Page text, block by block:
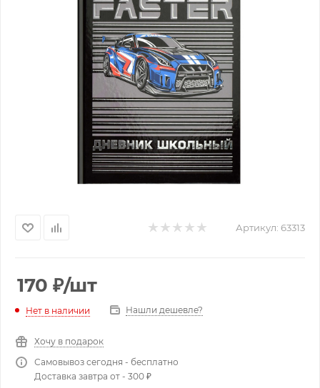
Артикул: 63313
170 ₽/шт
Нет в наличии Нашли дешевле?
Хочу в подарок
Самовывоз сегодня - бесплатно
Доставка завтра от - 300 ₽